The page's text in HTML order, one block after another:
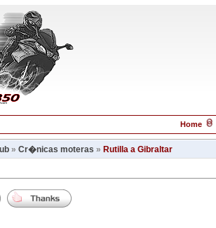
Home
» Cr�nicas moteras » Rutilla a Gibraltar